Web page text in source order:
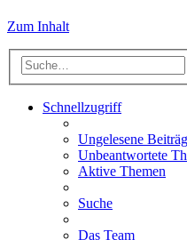
Zum Inhalt
Schnellzugriff
Ungelesene
Unbeantwortete
Aktive Themen
Suche
Das Team